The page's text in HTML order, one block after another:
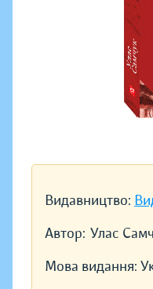
Видавництво:
Автор: Улас
Мова видання: